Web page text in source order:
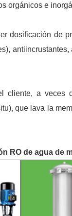
orgánicos e
dosificación de
cliente, a veces
que lava la
RO de agua de